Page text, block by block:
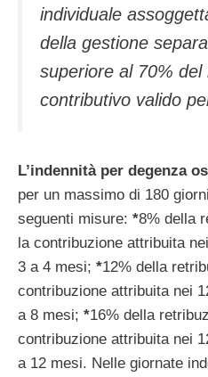
individuale
della gestione
superiore al 70% del
contributivo valido
L’indennità per degenza
per un massimo di 180
seguenti misure: *8% della
la contribuzione attribuita
3 a 4 mesi; *12% della
contribuzione attribuita nei
a 8 mesi; *16% della
contribuzione attribuita nei
a 12 mesi. Nelle giornate